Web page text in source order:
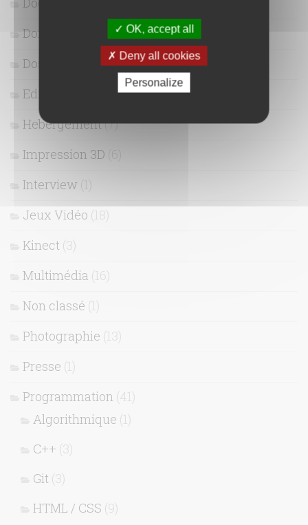
Domotique
Dossier
Edito
Hebergement(7)
Impression 3D (6)
Interview (1)
Jeux Vidéo (18)
Kinect (3)
Multimédia (16)
Non classé (1)
Photographie (13)
Presse (1)
Programmation (41)
Algorithmique (1)
C++ (3)
Git (3)
HTML / CSS (9)
OK, accept all
Deny all cookies
Personalize